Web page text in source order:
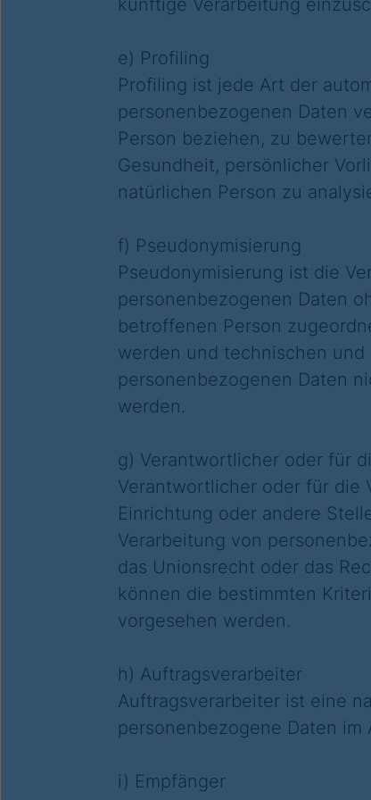
e) Profiling
Profiling ist jede Art der
personenbezogenen Daten
Person beziehen, zu
Gesundheit, persönlicher
natürlichen Person zu
f) Pseudonymisierung
Pseudonymisierung ist die
personenbezogenen Daten
betroffenen Person
werden und technischen
personenbezogenen Daten
werden.
g) Verantwortlicher oder für
Verantwortlicher oder für die
Einrichtung oder andere
Verarbeitung von
das Unionsrecht oder das
können die bestimmten
vorgesehen werden.
h) Auftragsverarbeiter
Auftragsverarbeiter ist eine
personenbezogene Daten
i) Empfänger